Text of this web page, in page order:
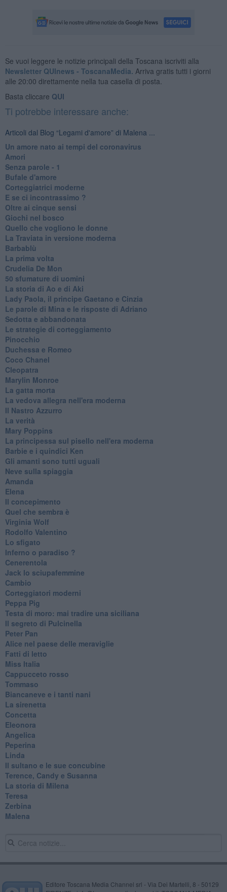
Se vuoi leggere le notizie principali della Toscana iscriviti alla
Newsletter QUInews - ToscanaMedia. Arriva gratis tutti i giorni
alle 20:00 direttamente nella tua casella di posta.
Basta cliccare QUI
Ti potrebbe interessare anche:
Articoli dal Blog “Legami d'amore” di Malena ...
Un amore nato ai tempi del coronavirus
Amori
Senza parole - 1
Bufale d'amore
Corteggiatrici moderne
E se ci incontrassimo ?
Oltre ai cinque sensi
Giochi nel bosco
Quello che vogliono le donne
La Traviata in versione moderna
Barbablù
La prima volta
Crudelia De Mon
50 sfumature di uomini
La storia di Ao e di Aki
Lady Paola, il principe Gaetano e Cinzia
Le parole di Mina e le risposte di Adriano
Sedotta e abbandonata
Le strategie di corteggiamento
Pinocchio
Duchessa e Romeo
Coco Chanel
Cleopatra
Marylin Monroe
La gatta morta
La vedova allegra nell'era moderna
​Il Nastro Azzurro
La verità
Mary Poppins
La principessa sul pisello nell'era moderna
Barbie e i quindici Ken
Gli amanti sono tutti uguali
Neve sulla spiaggia
Amanda
Elena
Il concepimento
Quel che sembra è
Virginia Wolf
Rodolfo Valentino
Lo sfigato
Inferno o paradiso ?
Cenerentola
Jack lo sciupafemmine
Cambio
Corteggiatori moderni
Peppa Pig
Testa di moro: mai tradire una siciliana
Il segreto di Pulcinella
Peter Pan
Alice nel paese delle meraviglie
Fatti di letto
Miss Italia
Cappucceto rosso
Tommaso
Biancaneve e i tanti nani
La sirenetta
Concetta
Eleonora
Angelica
Peperina
Linda
Il sultano e le sue concubine
Terence, Candy e Susanna
La storia di Milena
Teresa
Zerbina
Malena
Editore Toscana Media Channel srl - Via Dei Martelli, 8 - 50129